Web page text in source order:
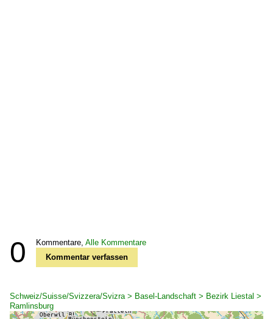
0 Kommentare, Alle Kommentare
Kommentar verfassen
Schweiz/Suisse/Svizzera/Svizra > Basel-Landschaft > Bezirk Liestal >
Ramlinsburg